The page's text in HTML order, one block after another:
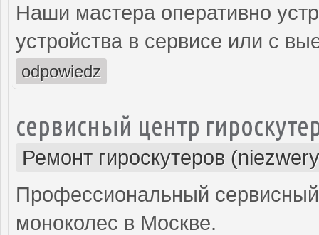
Наши мастера оперативно
устройства в сервисе или с
odpowiedz
сервисный центр
Ремонт гироскутеров
Профессиональный сервисный
моноколес в Москве.